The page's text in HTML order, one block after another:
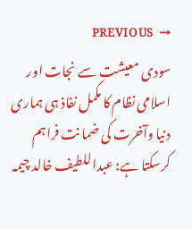
PREVIOUS
سودی معیشت سے نجات اور
اسلامی نظام کا مکمل نفاذ ہی ہماری
دنیا وآخرت کی ضمانت فراہم
کرسکتا ہے: عبداللطیف خالد چیمہ